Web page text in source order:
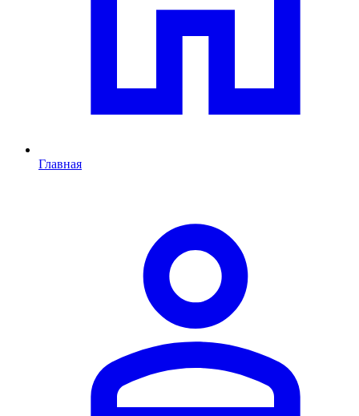
Главная